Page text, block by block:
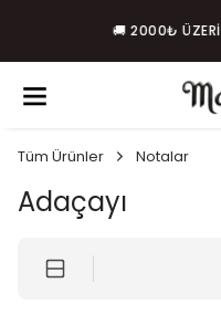
YÜKSEK ESANS
Tüm Ürünler Notalar
Adaçayı